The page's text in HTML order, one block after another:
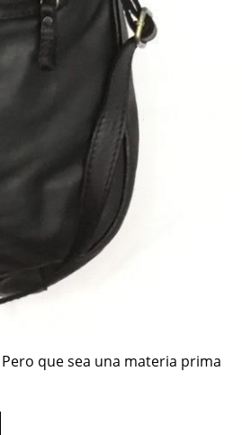
que sea una materia prima